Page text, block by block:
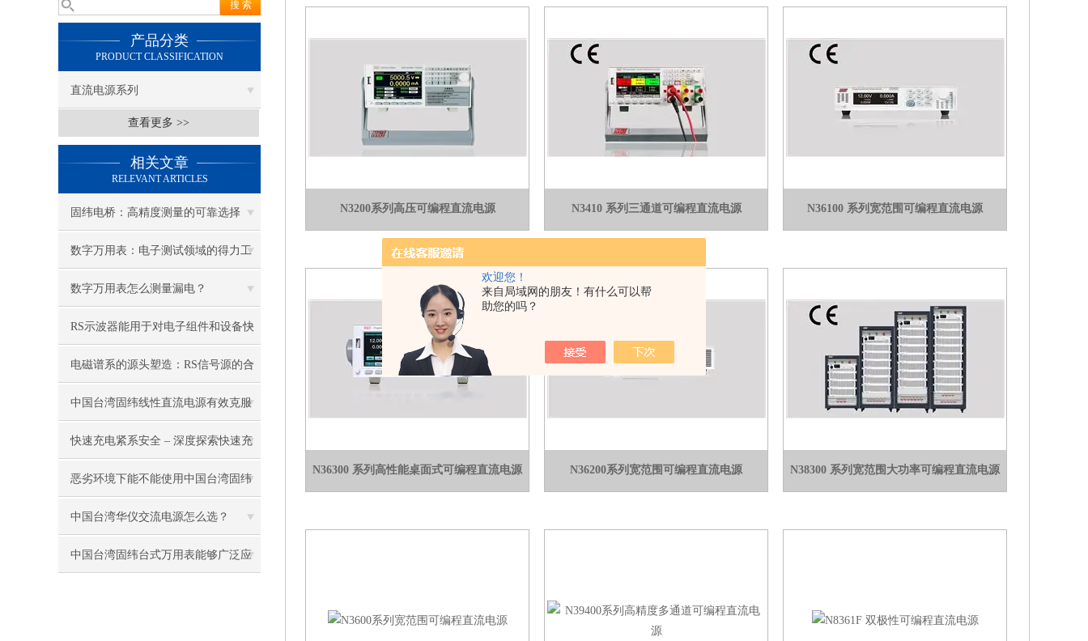
欢迎您！
来自局域网的朋友！有什么可以帮
助您的吗？
产品分类
PRODUCT CLASSIFICATION
直流电源系列
查看更多 >>
相关文章
RELEVANT ARTICLES
固纬电桥：高精度测量的可靠选择
数字万用表：电子测试领域的得力工
具
数字万用表怎么测量漏电？
RS示波器能用于对电子组件和设备快
速测试
电磁谱系的源头塑造：RS信号源的合
成机制与跨域激励应用
中国台湾固纬线性直流电源有效克服
了传统电源的缺点
快速充电紧系安全 – 深度探索快速充
电器测试
恶劣环境下能不能使用中国台湾固纬
电阻测试仪？
中国台湾华仪交流电源怎么选？
中国台湾固纬台式万用表能够广泛应
N3200系列高压可编程直流电源 N3410 系列三通道可编程直流电源 N36100 系列宽范围可编程直流电源
N36300 系列高性能桌面式可编程直流电源 N36200系列宽范围可编程直流电源 N38300 系列宽范围大功率可编程直流电源